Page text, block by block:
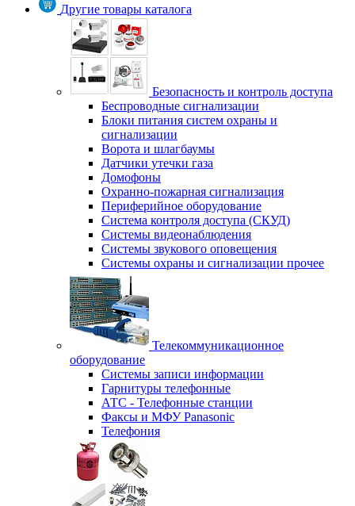
Другие товары каталога
Безопасность и контроль доступа
Беспроводные сигнализации
Блоки питания систем охраны и
сигнализации
Ворота и шлагбаумы
Датчики утечки газа
Домофоны
Охранно-пожарная сигнализация
Периферийное оборудование
Система контроля доступа (СКУД)
Системы видеонаблюдения
Системы звукового оповещения
Системы охраны и сигнализации прочее
Телекоммуникационное
оборудование
Системы записи информации
Гарнитуры телефонные
АТС - Телефонные станции
Факсы и МФУ Panasonic
Телефония